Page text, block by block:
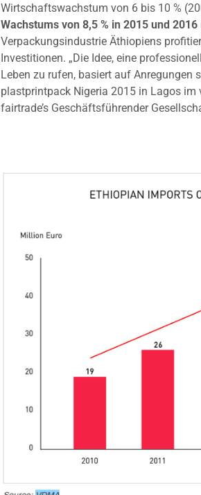
Wirtschaftswachstum von 6 bis 10 %
Wachstums von 8,5 % in 2015 und 2016
Verpackungsindustrie Äthiopiens
Investitionen. „Die Idee, eine
Leben zu rufen, basiert auf Anregungen
plastprintpack Nigeria 2015 in Lagos im
fairtrade’s Geschäftsführender